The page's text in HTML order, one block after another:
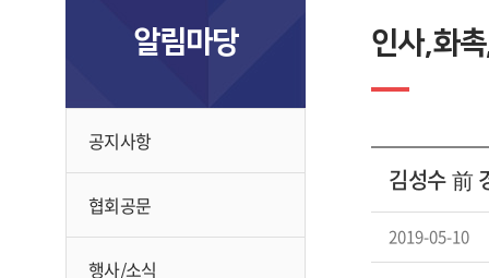
임원소개
참고
알림마당
공지사항
협회공문
행사/소식
인사,화
김성수 前
2019-05-10